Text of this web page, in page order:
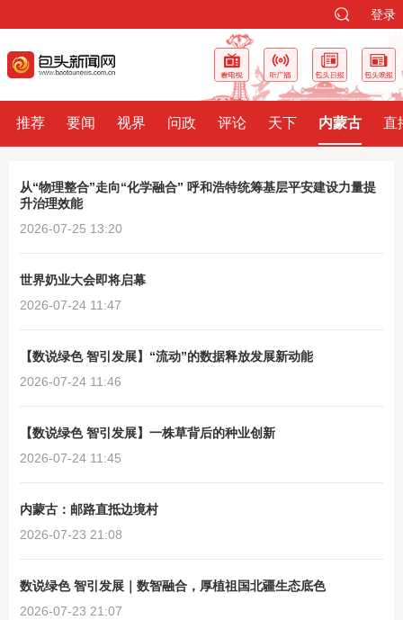
登录
推荐 要闻 视界 问政 评论 天下 内蒙古 直
从“物理整合”走向“化学融合” 呼和浩特统筹基层平安建设力量提
升治理效能
2026-07-25 13:20
世界奶业大会即将启幕
2026-07-24 11:47
【数说绿色 智引发展】“流动”的数据释放发展新动能
2026-07-24 11:46
【数说绿色 智引发展】一株草背后的种业创新
2026-07-24 11:45
内蒙古：邮路直抵边境村
2026-07-23 21:08
数说绿色 智引发展｜数智融合，厚植祖国北疆生态底色
2026-07-23 21:07